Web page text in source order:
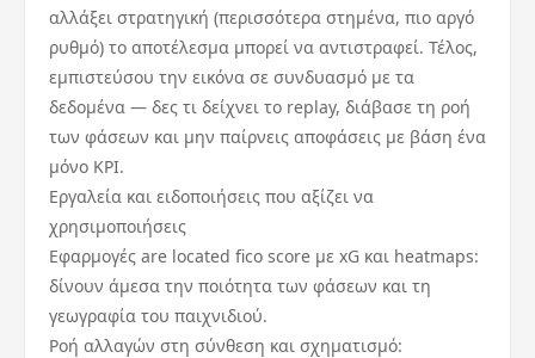
αλλάξει στρατηγική (περισσότερα στημένα, πιο αργό
ρυθμό) το αποτέλεσμα μπορεί να αντιστραφεί. Τέλος,
εμπιστεύσου την εικόνα σε συνδυασμό με τα
δεδομένα — δες τι δείχνει το replay, διάβασε τη ροή
των φάσεων και μην παίρνεις αποφάσεις με βάση ένα
μόνο KPI.
Εργαλεία και ειδοποιήσεις που αξίζει να
χρησιμοποιήσεις
Εφαρμογές are located fico score με xG και heatmaps:
δίνουν άμεσα την ποιότητα των φάσεων και τη
γεωγραφία του παιχνιδιού.
Ροή αλλαγών στη σύνθεση και σχηματισμό: